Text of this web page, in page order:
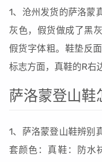
1、沧州发货的萨洛蒙
灰色，假货做成了黑
假货字体粗。鞋垫反
标志方面，真鞋的R右
萨洛蒙登山鞋
1、萨洛蒙登山鞋辨别
套颜色：真鞋：防水